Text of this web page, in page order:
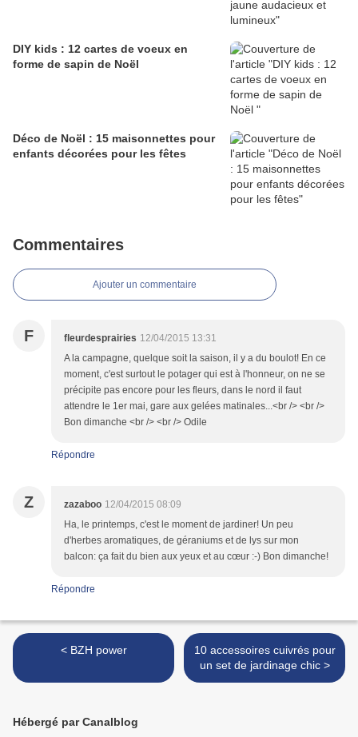
DIY kids : 12 cartes de voeux en
forme de sapin de Noël
Déco de Noël : 15 maisonnettes pour
enfants décorées pour les fêtes
Commentaires
Ajouter un commentaire
F fleurdesprairies 12/04/2015 13:31
A la campagne, quelque soit la saison, il y a du boulot! En ce
moment, c'est surtout le potager qui est à l'honneur, on ne se
précipite pas encore pour les fleurs, dans le nord il faut
attendre le 1er mai, gare aux gelées matinales...<br /> <br />
Bon dimanche <br /> <br /> Odile
Répondre
Z zazaboo 12/04/2015 08:09
Ha, le printemps, c'est le moment de jardiner! Un peu
d'herbes aromatiques, de géraniums et de lys sur mon
balcon: ça fait du bien aux yeux et au cœur :-) Bon dimanche!
Répondre
< BZH power
10 accessoires cuivrés pour
un set de jardinage chic >
Hébergé par Canalblog